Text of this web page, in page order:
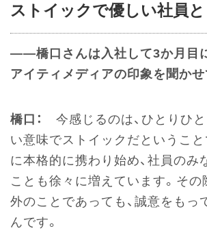
ストイックで優しい社員
――橋口さんは入社して3か月目
アイティメディアの印象を聞かせ
橋口：
今感じるのは、ひとりひと
い意味でストイックだということ
に本格的に携わり始め、社員のみ
ことも徐々に増えています。その
外のことであっても、誠意をもっ
んです。